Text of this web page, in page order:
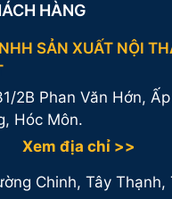
HÀNG
SẢN XUẤT NỘI
2B Phan Văn Hớn,
Hóc Môn.
Xem địa chỉ >>
Chinh, Tây Thạnh,